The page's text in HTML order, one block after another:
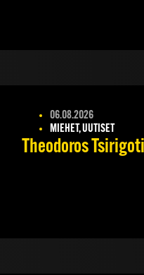
06.08.2026
MIEHET, UUTISET
Theodoros